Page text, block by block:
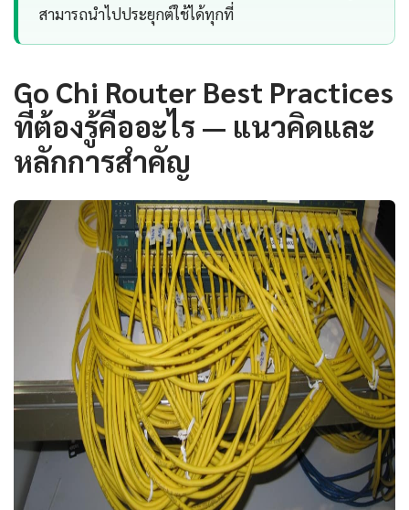
สามารถนำไปประยุกต์ใช้ได้ทุกที่
Go Chi Router Best Practices
ที่ต้องรู้คืออะไร — แนวคิดและ
หลักการสำคัญ